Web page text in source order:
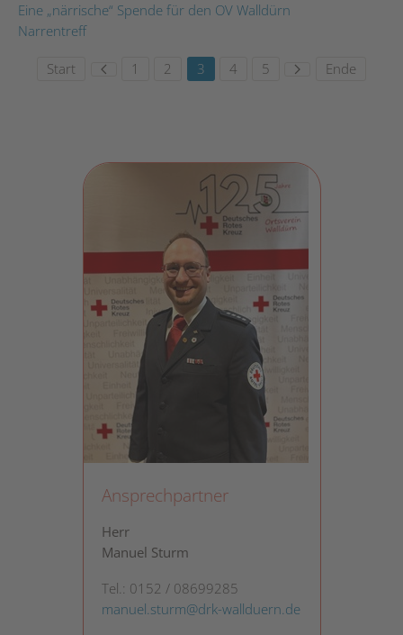
Eine „närrische“ Spende für den OV Walldürn
Narrentreff
Start 1 2 3 4 5 Ende
Ansprechpartner
Herr
Manuel Sturm
Tel.: 0152 / 08699285
manuel.sturm@drk-wallduern.de